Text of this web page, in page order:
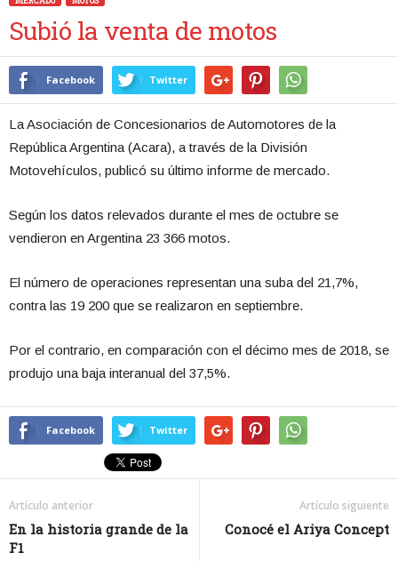
Subió la venta de motos
Facebook Twitter
La Asociación de Concesionarios de Automotores de la
República Argentina (Acara), a través de la División
Motovehículos, publicó su último informe de mercado.
Según los datos relevados durante el mes de octubre se
vendieron en Argentina 23 366 motos.
El número de operaciones representan una suba del 21,7%,
contra las 19 200 que se realizaron en septiembre.
Por el contrario, en comparación con el décimo mes de 2018, se
produjo una baja interanual del 37,5%.
Facebook Twitter
Artículo anterior
En la historia grande de la
F1
Artículo siguiente
Conocé el Ariya Concept